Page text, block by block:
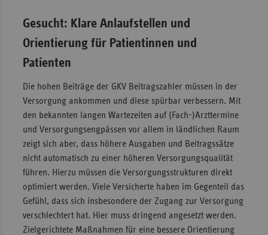
Gesucht: Klare Anlaufstellen und
Orientierung für Patientinnen und
Patienten
Die hohen Beiträge der GKV Beitragszahler müssen in der
Versorgung ankommen und diese spürbar verbessern. Mit
den bekannten langen Wartezeiten auf (Fach-)Arzttermine
und Versorgungsengpässen vor allem in ländlichen Raum
zeigt sich aber, dass höhere Ausgaben und Beitragssätze
nicht automatisch zu einer höheren Versorgungsqualität
führen. Hierzu müssen die Versorgungsstrukturen direkt
optimiert werden. Viele Versicherte haben im Gegenteil das
Gefühl, dass sich insbesondere der Zugang zur Versorgung
verschlechtert hat. Hier muss dringend angesetzt werden.
Zielgerichtete Maßnahmen für eine bessere Orientierung